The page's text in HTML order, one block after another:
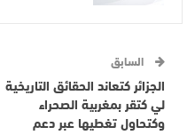
السابق
الجزائر كتعاند الحقائق التاريخية
لي كتقر بمغربية الصحراء
وكتحاول تغطيها عبر دعم